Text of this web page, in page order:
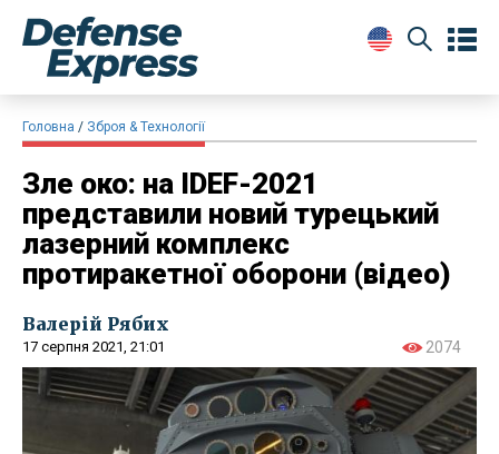
Головна Зброя & Технології
​Зле око: на IDEF-2021
представили новий турецький
лазерний комплекс
протиракетної оборони (відео)
Валерій Рябих
17 серпня 2021, 21:01 2074